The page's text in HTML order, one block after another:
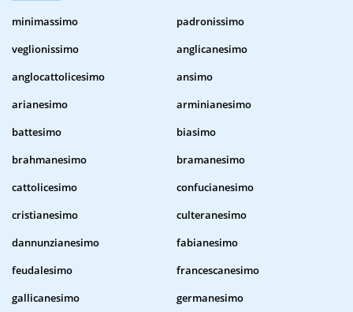
minimassimo
padronissimo
veglionissimo
anglicanesimo
anglocattolicesimo
ansimo
arianesimo
arminianesimo
battesimo
biasimo
brahmanesimo
bramanesimo
cattolicesimo
confucianesimo
cristianesimo
culteranesimo
dannunzianesimo
fabianesimo
feudalesimo
francescanesimo
gallicanesimo
germanesimo